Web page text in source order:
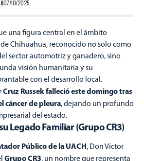
07/10/2025
una figura central en el ámbito
Chihuahua, reconocido no solo como
sector automotriz y ganadero, sino
visión humanitaria y su
con el desarrollo local.
Russekfalleció este domingo tras
cáncer de pleura, dejando un profundo
del estado.
Legado Familiar (Grupo CR3)
Público de la UACH, Don Víctor
Grupo CR3, un nombre que representa